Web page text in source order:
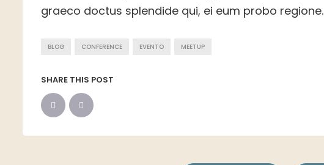
graeco doctus splendide qui, ei eum probo regione.
BLOG CONFERENCE EVENTO MEETUP
SHARE THIS POST